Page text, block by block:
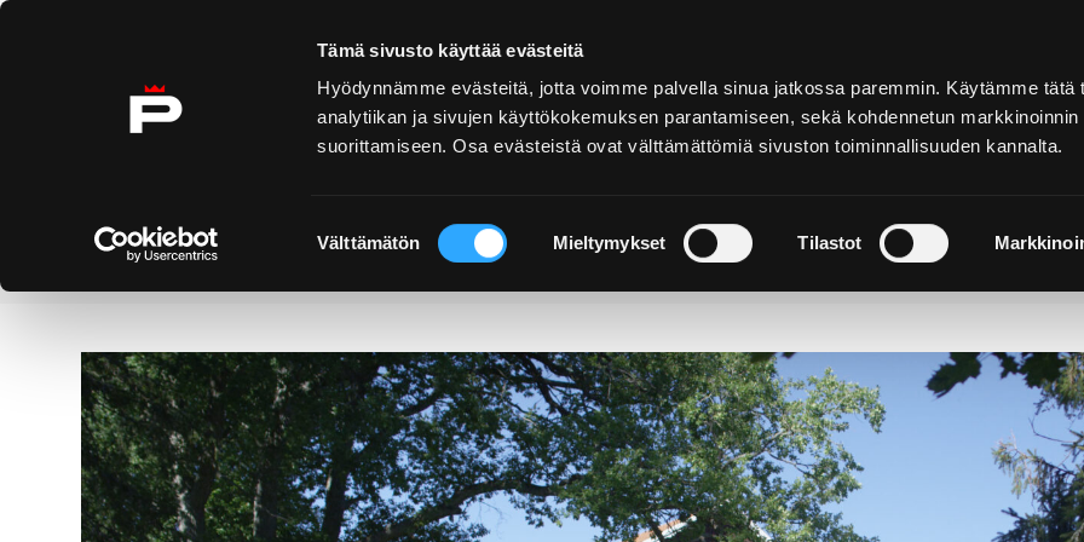
Tämä sivusto käyttää evästeitä
Hyödynnämme evästeitä, jotta voimme palvella sinua jatkossa paremmin. Käytämme tätä
analytiikan ja sivujen käyttökokemuksen parantamiseen, sekä kohdennetun markkinoinnin
suorittamiseen. Osa evästeistä ovat välttämättömiä sivuston toiminnallisuuden kannalta.
valinta
Välttämätön Mieltymykset Tilastot
Skip to content
Deutsch
Home